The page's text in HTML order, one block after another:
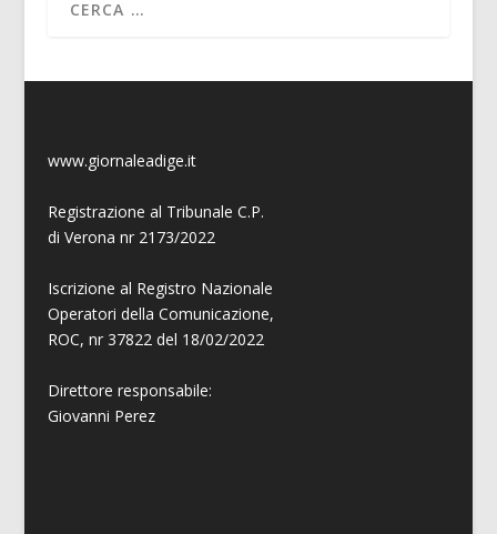
www.giornaleadige.it
Registrazione al Tribunale C.P.
di Verona nr 2173/2022
Iscrizione al Registro Nazionale
Operatori della Comunicazione,
ROC, nr 37822 del 18/02/2022
Direttore responsabile:
Giovanni Perez